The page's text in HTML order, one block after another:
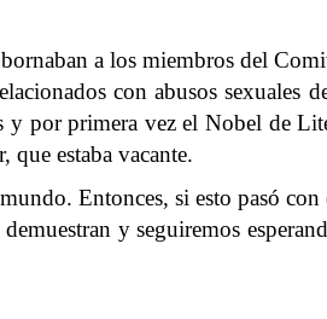
a los miembros del
con abusos
por primera vez el Nobel de
que estaba vacante.
Entonces, si esto pasó
y seguiremos